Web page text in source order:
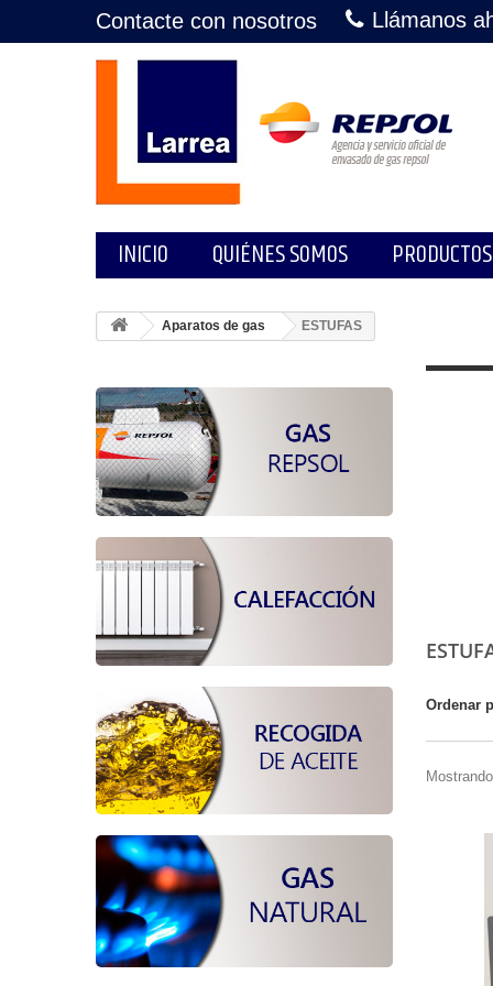
Contacte con nosotros Llámanos
INICIO QUIÉNES SOMOS PRODUCTOS
Aparatos de gas ESTUFAS
Ordenar